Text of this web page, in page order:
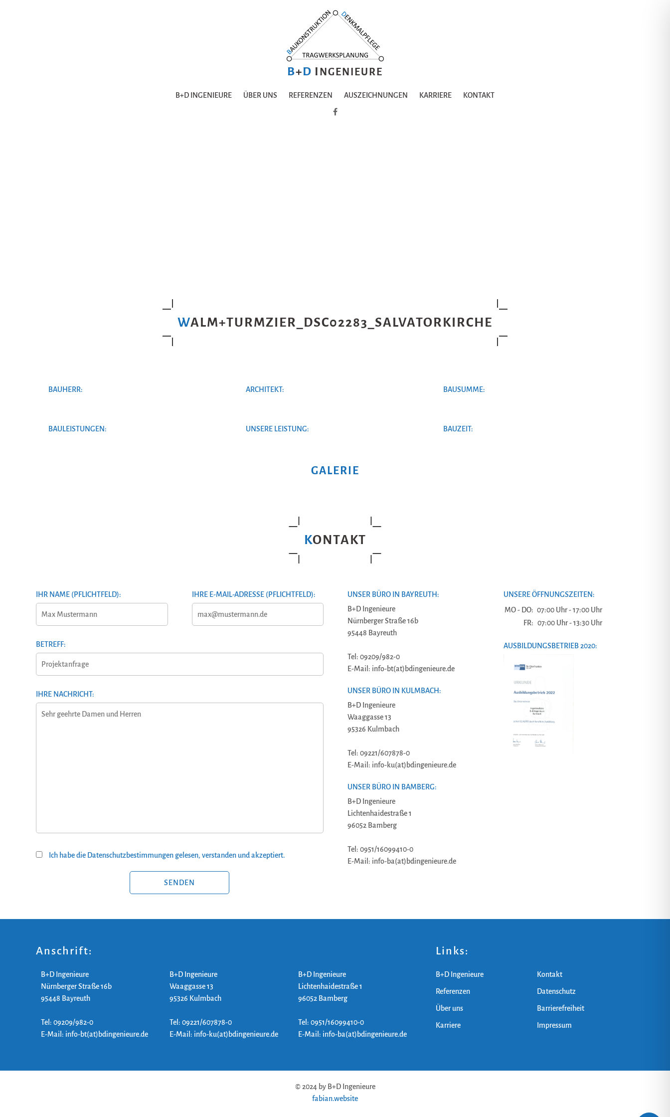
B+D I NGENIEURE
B+D INGENIEURE ÜBER UNS REFERENZEN AUSZEICHNUNGEN KARRIERE KONTAKT
WALM+TURMZIER_DSC02283_SALVATORKIRCHE
BAUHERR: ARCHITEKT: BAUSUMME:
BAULEISTUNGEN: UNSERE LEISTUNG: BAUZEIT:
GALERIE
KONTAKT
IHR NAME (PFLICHTFELD): IHRE E-MAIL-ADRESSE (PFLICHTFELD):
BETREFF:
IHRE NACHRICHT:
Ich habe die Datenschutzbestimmungen gelesen, verstanden und akzeptiert.
UNSER BÜRO IN BAYREUTH:
B+D Ingenieure
Nürnberger Straße 16b
95448 Bayreuth
Tel: 09209/982-0
E-Mail: info-bt(at)bdingenieure.de
UNSER BÜRO IN KULMBACH:
B+D Ingenieure
Waaggasse 13
95326 Kulmbach
Tel: 09221/607878-0
E-Mail: info-ku(at)bdingenieure.de
UNSER BÜRO IN BAMBERG:
B+D Ingenieure
Lichtenhaidestraße 1
96052 Bamberg
Tel: 0951/16099410-0
E-Mail: info-ba(at)bdingenieure.de
UNSERE ÖFFNUNGSZEITEN:
MO - DO: 07:00 Uhr - 17:00 Uhr
FR: 07:00 Uhr - 13:30 Uhr
AUSBILDUNGSBETRIEB 2020:
Anschrift:
B+D Ingenieure
Nürnberger Straße 16b
95448 Bayreuth
Tel: 09209/982-0
E-Mail: info-bt(at)bdingenieure.de
B+D Ingenieure
Waaggasse 13
95326 Kulmbach
Tel: 09221/607878-0
E-Mail: info-ku(at)bdingenieure.de
B+D Ingenieure
Lichtenhaidestraße 1
96052 Bamberg
Tel: 0951/16099410-0
E-Mail: info-ba(at)bdingenieure.de
Links:
B+D Ingenieure
Referenzen
Über uns
Karriere
Kontakt
Datenschutz
Barrierefreiheit
Impressum
© 2024 by B+D Ingenieure
fabian.website